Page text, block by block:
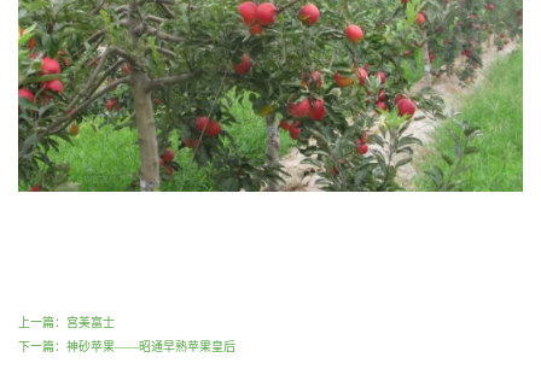
上一篇：宫美富士
下一篇：神砂苹果——昭通早熟苹果皇后